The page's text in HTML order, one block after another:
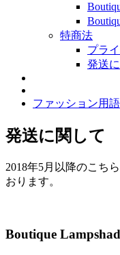
特商法
プラ
発送
ファッション用語
発送に関して
2018年5月以降のこち
おります。
Boutique